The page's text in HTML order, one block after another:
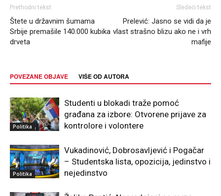
Prethodni tekst
Štete u državnim šumama
Srbije premašile 140.000 kubika
drveta
Sledeći tekst
Prelević: Jasno se vidi da je
vlast strašno blizu ako ne i vrh
mafije
POVEZANE OBJAVE VIŠE OD AUTORA
Politika
Studenti u blokadi traže pomoć
građana za izbore: Otvorene prijave za
kontrolore i volontere
Politika
Vukadinović, Dobrosavljević i Pogačar
– Studentska lista, opozicija, jedinstvo i
nejedinstvo